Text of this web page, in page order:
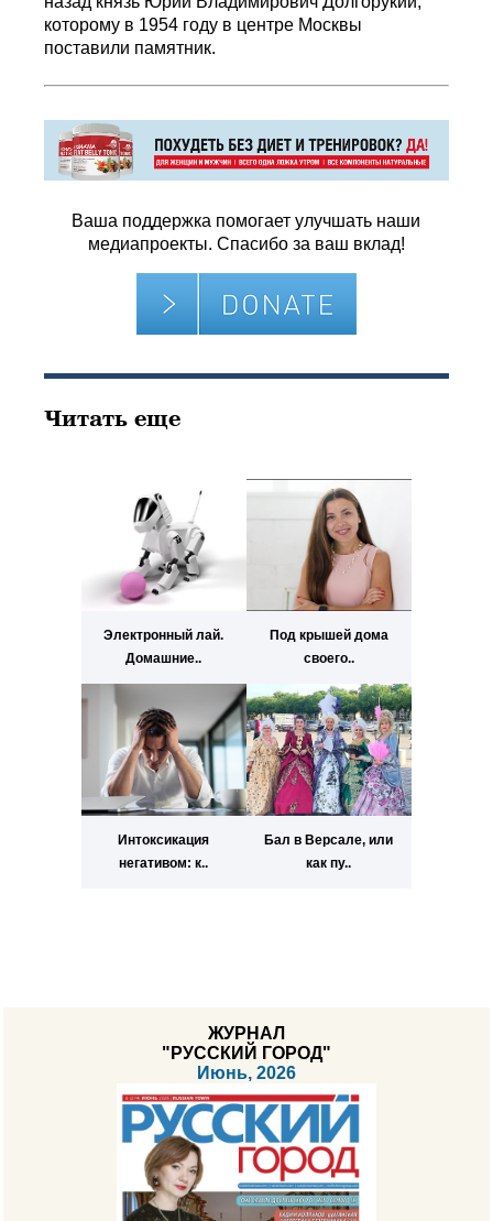
которому в 1954 году в центре Москвы
поставили памятник.
Ваша поддержка помогает улучшать наши
медиапроекты. Спасибо за ваш вклад!
Читать еще
Электронный лай.
Домашние..
Под крышей дома
своего..
Интоксикация
негативом: к..
Бал в Версале, или
как пу..
ЖУРНАЛ
"РУССКИЙ ГОРОД"
Июнь, 2026